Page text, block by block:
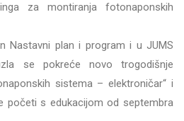
za montiranja fotonaponskih
Nastavni plan i program i u JUMS
se pokreće novo trogodišnje
sistema – elektroničar“ i
početi s edukacijom od septembra